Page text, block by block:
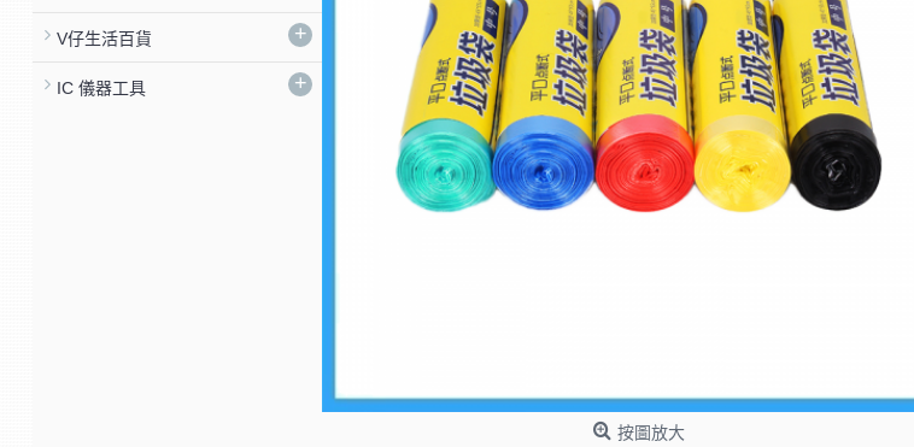
V仔生活百貨 +
IC 儀器工具 +
按圖放大